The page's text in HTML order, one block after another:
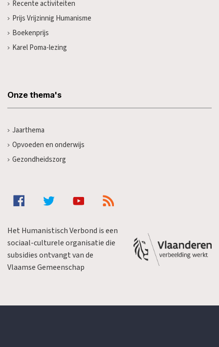
Recente activiteiten
Prijs Vrijzinnig Humanisme
Boekenprijs
Karel Poma-lezing
Onze thema's
Jaarthema
Opvoeden en onderwijs
Gezondheidszorg
Het Humanistisch Verbond is een
sociaal-culturele organisatie die
subsidies ontvangt van de
Vlaamse Gemeenschap